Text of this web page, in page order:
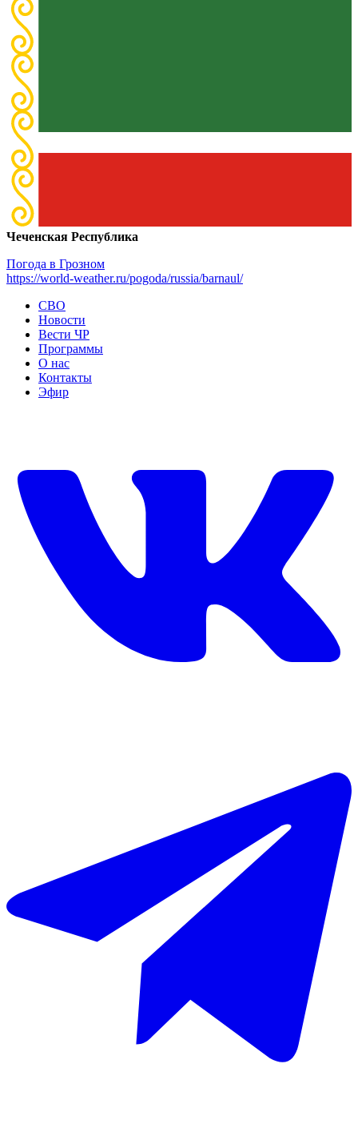
Чеченская Республика
Погода в Грозном
https://world-weather.ru/pogoda/russia/barnaul/
СВО
Новости
Вести ЧР
Программы
О нас
Контакты
Эфир